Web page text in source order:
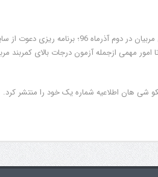
همگان آگاهی دارند که در سمینار سراسری مربیان در دوم
مهمی ازجمله آزمون درجات بالای کمربند
شی هان اطلاعیه شماره یک خود را منتشر کرد.
تولد و آزمون دان